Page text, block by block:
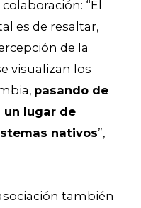
“El
es de resaltar,
de la
visualizan los
pasando de
un lugar de
nativos”,
también